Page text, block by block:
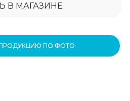
В МАГАЗИНЕ
ПО ФОТО